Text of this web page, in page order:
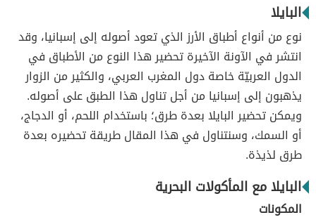
البايلا
نوع من أنواع أطباق الأرز الذي تعود أصوله إلى إسبانيا، وقد
انتشر في الآونة الآخيرة تحضير هذا النوع من الأطباق في
الدول العربيّة خاصة دول المغرب العربي، والكثير من الزوار
يذهبون إلى إسبانيا من أجل تناول هذا الطبق على أصوله.
ويمكن تحضير البايلا بعدة طرق؛ باستخدام اللحم، أو الدجاج،
أو السمك، وسنتناول في هذا المقال طريقة تحضيره بعدة
طرق لذيذة.
البايلا مع المأكولات البحرية
المكونات